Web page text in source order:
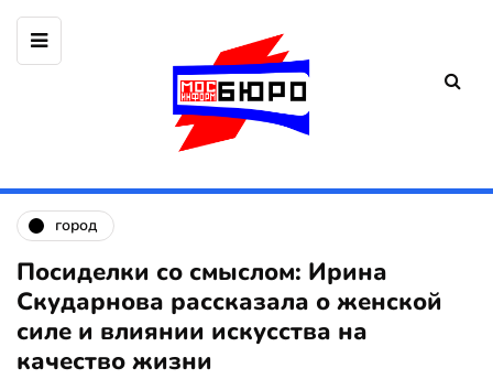
город
Посиделки со смыслом: Ирина
Скударнова рассказала о женской
силе и влиянии искусства на
качество жизни